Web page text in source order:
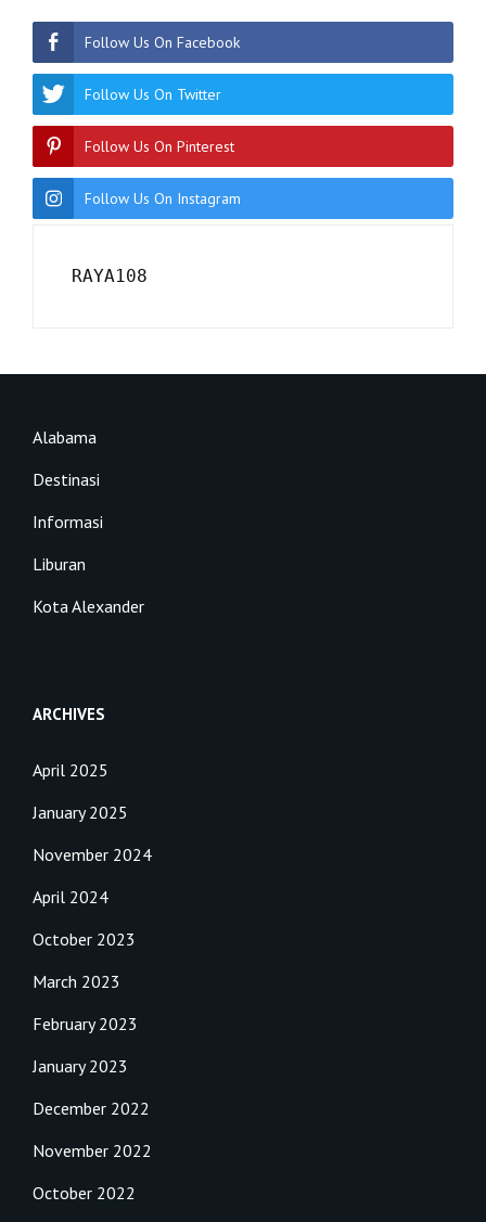
Follow Us On Facebook
Follow Us On Twitter
Follow Us On Pinterest
Follow Us On Instagram
RAYA108
Alabama
Destinasi
Informasi
Liburan
Kota Alexander
ARCHIVES
April 2025
January 2025
November 2024
April 2024
October 2023
March 2023
February 2023
January 2023
December 2022
November 2022
October 2022